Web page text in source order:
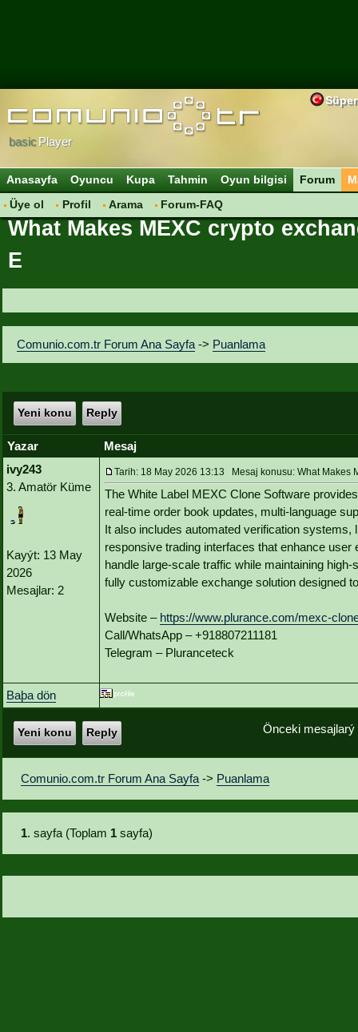
basicPlayer
Anasayfa Oyuncu Kupa Tahmin Oyun bilgisi
Forum
Üye ol
Profil Arama Forum-FAQ
What Makes MEXC crypto
E
Comunio.com.tr Forum Ana Sayfa -> Puanlama
Yeni konu Reply
Yazar
Mesaj
ivy243
3. Amatör Küme
Kayýt: 13 May
2026
Mesajlar: 2
Tarih: 18 May 2026 13:13 Mesaj konusu: What Makes
The White Label MEXC Clone Software
real-time order book updates, multi-language
It also includes automated verification
responsive trading interfaces that enhance
handle large-scale traffic while maintaining
fully customizable exchange solution designed
Website – https://www.plurance.com/mexc-
Call/WhatsApp – +918807211181
Telegram – Pluranceteck
Baþa dön
Önceki
Yeni konu Reply
Comunio.com.tr Forum Ana Sayfa -> Puanlama
1. sayfa (Toplam 1 sayfa)